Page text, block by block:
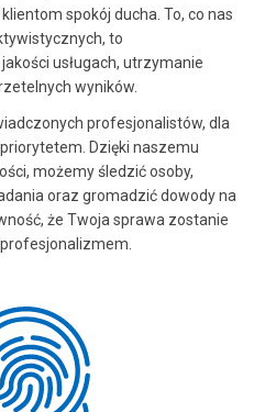
spokój ducha. To, co nas
to
usługach, utrzymanie
wyników.
profesjonalistów, dla
Dzięki naszemu
możemy śledzić osoby,
oraz gromadzić dowody na
że Twoja sprawa zostanie